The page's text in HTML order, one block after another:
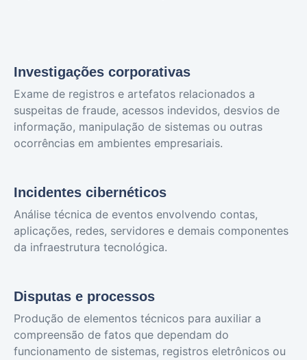
Investigações corporativas
Exame de registros e artefatos relacionados a
suspeitas de fraude, acessos indevidos, desvios de
informação, manipulação de sistemas ou outras
ocorrências em ambientes empresariais.
Incidentes cibernéticos
Análise técnica de eventos envolvendo contas,
aplicações, redes, servidores e demais componentes
da infraestrutura tecnológica.
Disputas e processos
Produção de elementos técnicos para auxiliar a
compreensão de fatos que dependam do
funcionamento de sistemas, registros eletrônicos ou